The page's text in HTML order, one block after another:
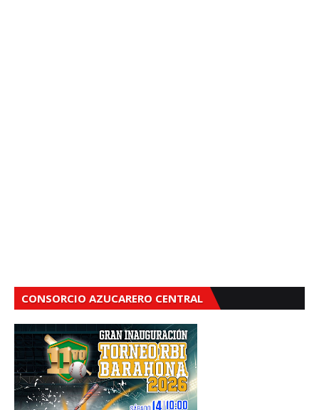
CONSORCIO AZUCARERO CENTRAL